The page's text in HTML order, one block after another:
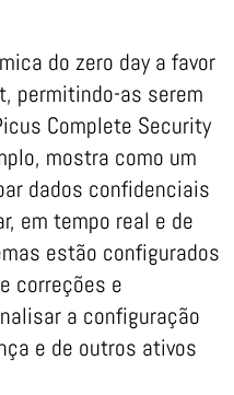
do zero day a favor
permitindo-as serem
Complete Security
mostra como um
dados confidenciais
em tempo real e de
estão configurados
correções e
a configuração
e de outros ativos